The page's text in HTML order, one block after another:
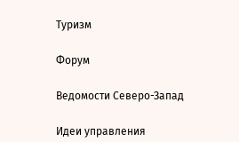
Туризм
Форум
Ведомости Северо-Запад
Идеи управления